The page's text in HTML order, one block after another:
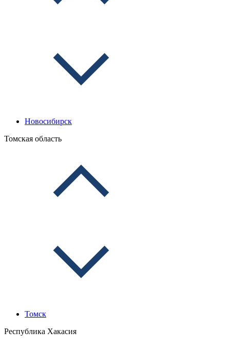
Новосибирск
Томская область
Томск
Республика Хакасия